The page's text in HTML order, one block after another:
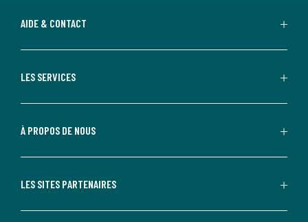
AIDE & CONTACT
LES SERVICES
À PROPOS DE NOUS
LES SITES PARTENAIRES